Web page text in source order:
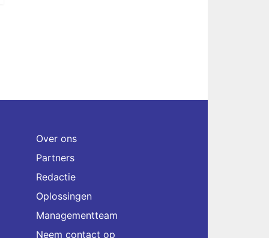
Over ons
Partners
Redactie
Oplossingen
Managementteam
Neem contact op